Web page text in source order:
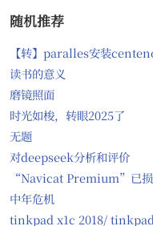
随机推荐
【转】paralles安装
读书的意义
磨镜照面
时光如梭，转眼2025了
无题
对deepseek分析和评价
“Navicat Premium”已损
中年危机
tinkpad x1c 2018/ tinkpad